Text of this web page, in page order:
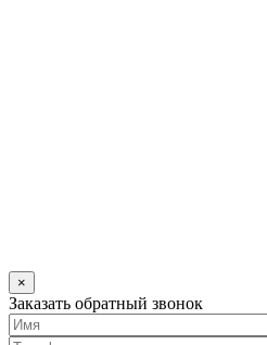
×
Заказать обратный звонок